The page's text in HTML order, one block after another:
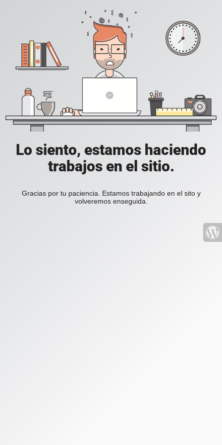
Lo siento, estamos haciendo
trabajos en el sitio.
Gracias por tu paciencia. Estamos trabajando en el sito y
volveremos enseguida.